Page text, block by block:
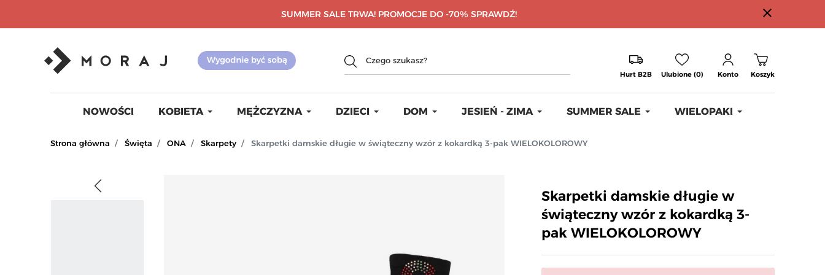
SUMMER SALE TRWA! PROMOCJE DO -70% SPRAWDŹ! close
Hurt B2B Ulubione (0) Konto Koszyk
NOWOŚCI KOBIETA MĘŻCZYZNA DZIECI DOM JESIEŃ - ZIMA SUMMER SALE WIELOPAKI
Strona główna Święta ONA Skarpety Skarpetki damskie długie w świąteczny wzór z kokardką 3-pak WIELOKOLOROWY
Skarpetki damskie długie w
świąteczny wzór z kokardką 3-
pak WIELOKOLOROWY